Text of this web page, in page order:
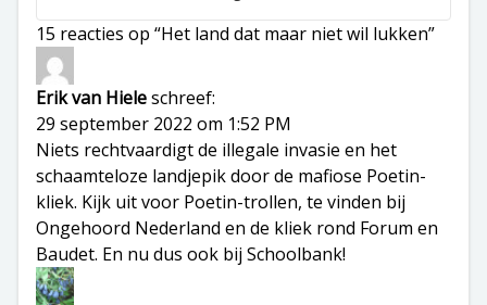
15 reacties op “Het land dat maar niet wil lukken”
Erik van Hieleschreef:
29 september 2022 om 1:52 PM
Niets rechtvaardigt de illegale invasie en het
schaamteloze landjepik door de mafiose Poetin-
kliek. Kijk uit voor Poetin-trollen, te vinden bij
Ongehoord Nederland en de kliek rond Forum en
Baudet. En nu dus ook bij Schoolbank!